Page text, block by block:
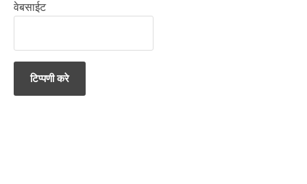
वेबसाईट